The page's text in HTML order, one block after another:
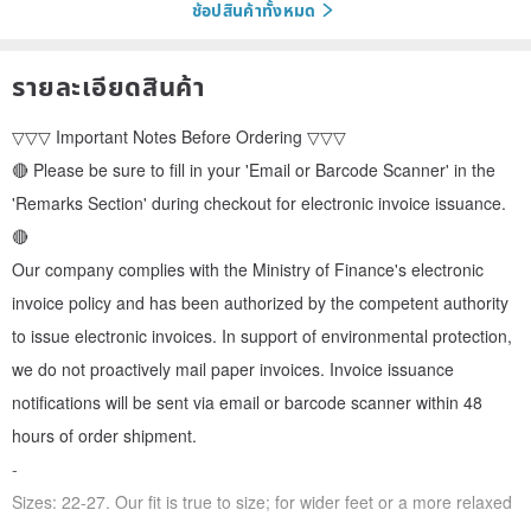
ช้อปสินค้าทั้งหมด
รายละเอียดสินค้า
▽▽▽ Important Notes Before Ordering ▽▽▽
🔴 Please be sure to fill in your 'Email or Barcode Scanner' in the
'Remarks Section' during checkout for electronic invoice issuance.
🔴
Our company complies with the Ministry of Finance's electronic
invoice policy and has been authorized by the competent authority
to issue electronic invoices. In support of environmental protection,
we do not proactively mail paper invoices. Invoice issuance
notifications will be sent via email or barcode scanner within 48
hours of order shipment.
-
Sizes: 22-27. Our fit is true to size; for wider feet or a more relaxed